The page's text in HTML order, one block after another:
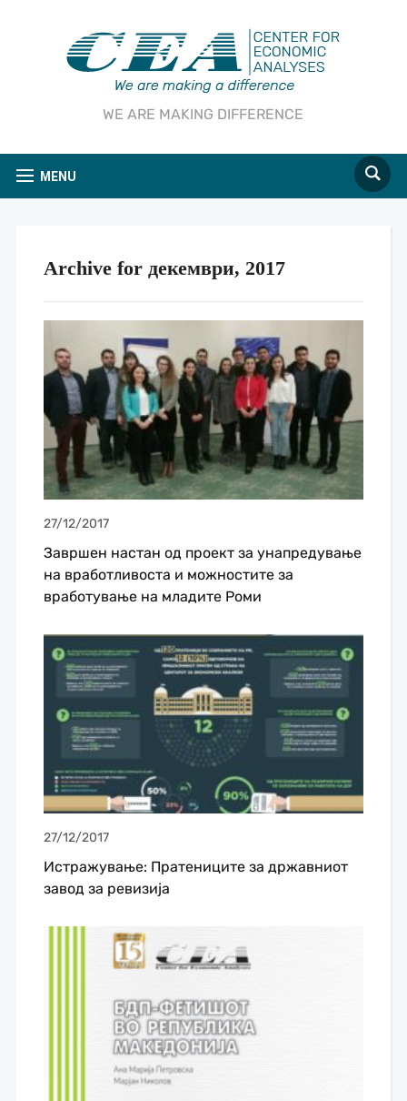
WE ARE MAKING DIFFERENCE
MENU
Archive for декември, 2017
27/12/2017
Завршен настан од проект за унапредување
на вработливоста и можностите за
вработување на младите Роми
27/12/2017
Истражување: Пратениците за државниот
завод за ревизија